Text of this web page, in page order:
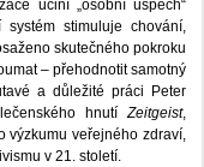
učiní „osobní úspěch“
systém stimuluje chování,
skutečného pokroku
– přehodnotit samotný
a důležité práci Peter
hnutíZeitgeist,
výzkumu veřejného zdraví,
v 21. století.